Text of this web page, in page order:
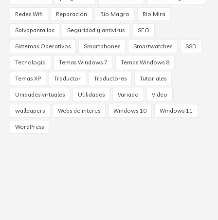
Redes Wifi Reparación Rio Magro Rio Mira
Salvapantallas Seguridad y antivirus SEO
Sistemas Operativos Smartphones Smartwatches SSD
Tecnología Temas Windows 7 Temas Windows 8
Temas XP Traductor Traductores Tutoriales
Unidades virtuales Utilidades Variado Video
wallpapers Webs de interes Windows 10 Windows 11
WordPress